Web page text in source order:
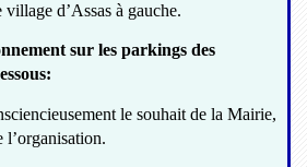
village d’Assas à gauche.
sur les parkings des
le souhait de la Mairie,
l’organisation.